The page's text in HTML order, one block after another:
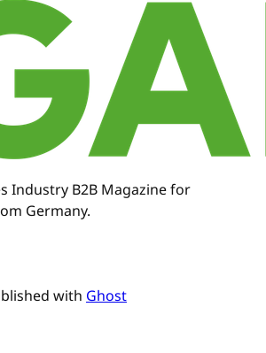
Industry B2B Magazine for
Germany.
with Ghost